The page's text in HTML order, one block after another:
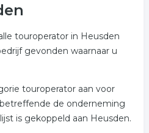
touroperator in Heusden
gevonden waarnaar u
touroperator aan voor
de onderneming
is gekoppeld aan Heusden.